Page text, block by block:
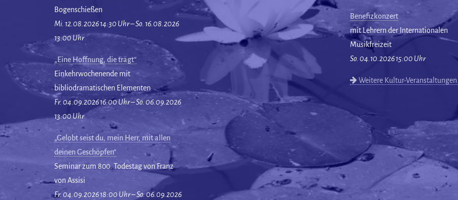
Bogenschießen
Mi. 12.08.2026 14:30 Uhr – So. 16.08.2026
13:00 Uhr
„Eine Hoffnung, die trägt“
Einkehrwochenende mit
bibliodramatischen Elementen
Fr. 04.09.2026 16:00 Uhr – So. 06.09.2026
13:00 Uhr
„Gelobt seist du, mein Herr, mit allen
deinen Geschöpfen“
Seminar zum 800. Todestag von Franz
von Assisi
Fr. 04.09.2026 18:00 Uhr – So. 06.09.2026
Benefizkonzert
mit Lehrern der Internationalen
Musikfreizeit
So. 04.10.2026 15:00 Uhr
Weitere Kultur-Veranstaltungen…